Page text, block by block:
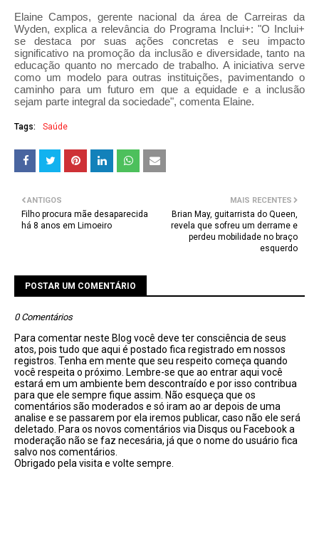
Elaine Campos, gerente nacional da área de Carreiras da
Wyden, explica a relevância do Programa Inclui+: "O Inclui+
se destaca por suas ações concretas e seu impacto
significativo na promoção da inclusão e diversidade, tanto na
educação quanto no mercado de trabalho. A iniciativa serve
como um modelo para outras instituições, pavimentando o
caminho para um futuro em que a equidade e a inclusão
sejam parte integral da sociedade", comenta Elaine.
Tags: Saúde
MAIS RECENTES
Brian May, guitarrista do Queen,
revela que sofreu um derrame e
perdeu mobilidade no braço
esquerdo
ANTIGOS
Filho procura mãe desaparecida
há 8 anos em Limoeiro
POSTAR UM COMENTÁRIO
0 Comentários
Para comentar neste Blog você deve ter consciência de seus
atos, pois tudo que aqui é postado fica registrado em nossos
registros. Tenha em mente que seu respeito começa quando
você respeita o próximo. Lembre-se que ao entrar aqui você
estará em um ambiente bem descontraído e por isso contribua
para que ele sempre fique assim. Não esqueça que os
comentários são moderados e só iram ao ar depois de uma
analise e se passarem por ela iremos publicar, caso não ele será
deletado. Para os novos comentários via Disqus ou Facebook a
moderação não se faz necesária, já que o nome do usuário fica
salvo nos comentários.
Obrigado pela visita e volte sempre.